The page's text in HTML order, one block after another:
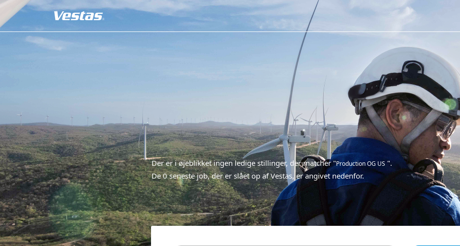
Der er i øjeblikket ingen ledige stillinger, der matcher "Production OG US ".
De 0 seneste job, der er slået op af Vestas, er angivet nedenfor.